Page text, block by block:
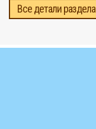
Все детали раздела